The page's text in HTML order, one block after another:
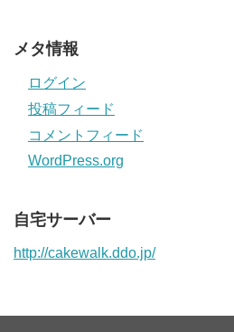
メタ情報
ログイン
投稿フィード
コメントフィード
WordPress.org
自宅サーバー
http://cakewalk.ddo.jp/